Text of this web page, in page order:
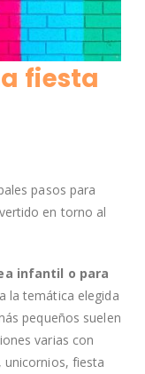
fiesta
pasos para
en torno al
infantil o para
la temática elegida
pequeños suelen
varias con
fiesta